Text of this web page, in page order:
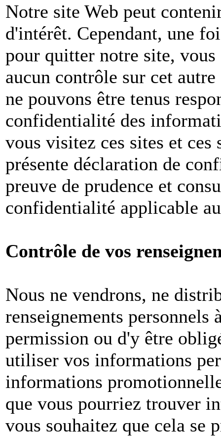
Notre site Web peut
d'intérêt. Cependant, une
pour quitter notre site, vous
aucun contrôle sur cet
ne pouvons être tenus
confidentialité des
vous visitez ces sites et ces
présente déclaration de
preuve de prudence et
confidentialité applicable
Contrôle de vos
Nous ne vendrons, ne
renseignements
permission ou d'y être
utiliser vos informations
informations
que vous pourriez trouver
vous souhaitez que cela se